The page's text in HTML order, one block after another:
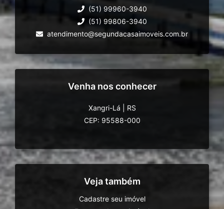
(51) 99960-3940
(51) 99806-3940
atendimento@segundacasaimoveis.com.br
Venha nos conhecer
Xangri-Lá
RS
CEP: 95588-000
Veja também
Cadastre seu imóvel